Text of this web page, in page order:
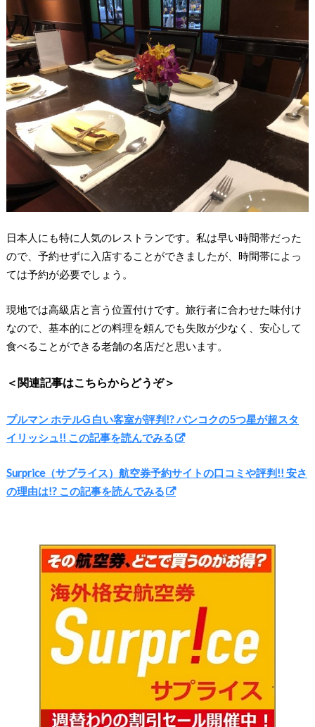
日本人にも特に人気のレストランです。私は早い時間帯だった
ので、予約せずに入店することができましたが、時間帯によっ
ては予約が必要でしょう。
現地では高級店と言う位置付けです。旅行者に合わせた味付け
なので、基本的にどの料理を頼んでも失敗が少なく、安心して
食べることができる老舗の名店だと思います。
＜関連記事はこちらからどうぞ＞
プルマン ホテルG 白い客室が評判!? バンコクの5つ星が超スタ
イリッシュ!! この記事を読んでみる
Surprice（サプライス）航空券予約サイトの口コミや評判!! 安さ
の理由は!? この記事を読んでみる